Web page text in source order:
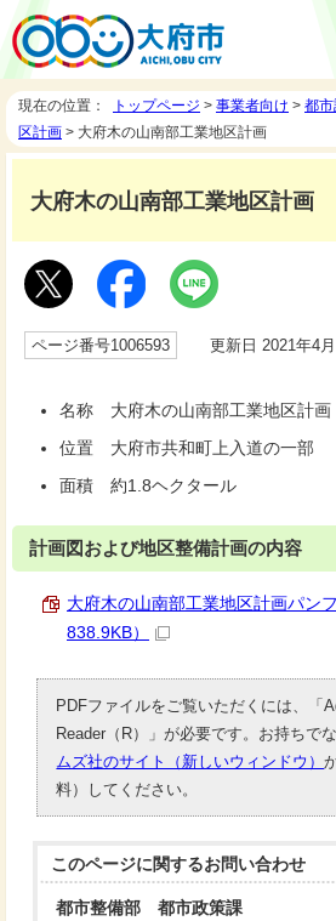
現在の位置： トップページ > 事業者向け > 都
区計画 > 大府木の山南部工業地区計画
大府木の山南部工業地区計画
ページ番号1006593 更新日 2021年4月
名称 大府木の山南部工業地区計画
位置 大府市共和町上入道の一部
面積 約1.8ヘクタール
計画図および地区整備計画の内容
大府木の山南部工業地区計画パン
838.9KB）
PDFファイルをご覧いただくには、「
Reader（R）」が必要です。お持ちで
ムズ社のサイト（新しいウィンドウ）
料）してください。
このページに関するお問い合わせ
都市整備部 都市政策課